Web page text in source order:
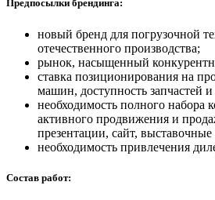
Предпосылки брендинга:
новый бренд для погрузочной
отечественного производства;
рынок, насыщенный
ставка позиционирования на
машин, доступность запчастей и
необходимость полного набора
активного продвижения и
презентации, сайт,
необходимость привлечения
Состав работ: